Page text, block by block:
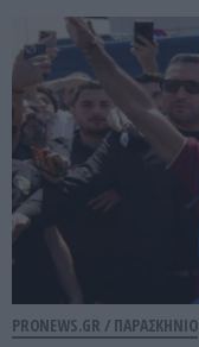
PRONEWS.GR / ΠΑΡΑΣΚΗΝΙΟ